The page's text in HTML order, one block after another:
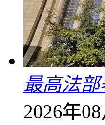
最高法
2026年